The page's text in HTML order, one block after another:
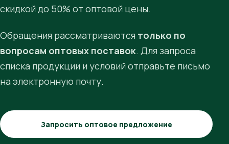
скидкой до 50% от оптовой цены.
Обращения рассматриваются только по
вопросам оптовых поставок. Для запроса
списка продукции и условий отправьте письмо
на электронную почту.
Запросить оптовое предложение